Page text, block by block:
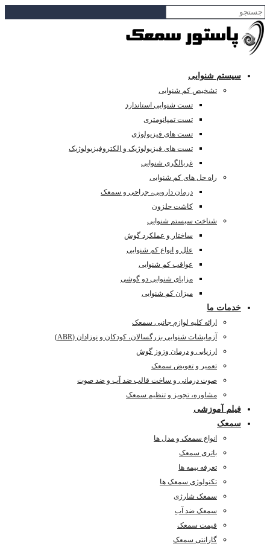
سیستم شنوایی
تشخیص کم شنوایی
تست شنوایی استاندارد
تست تمپانومتری
تست های فیزیولوژی
تست های فیزیولوژیک و الکتروفیزیولوژیک
غربالگری شنوایی
راه حل های کم شنوایی
درمان دارویی، جراحی و سمعک
کاشت حلزون
شناخت سیستم شنوایی
ساختار و عملکرد گوش
علل و انواع کم شنوایی
عواقب کم شنوایی
مزایای شنوایی دو گوشی
میزان کم شنوایی
خدمات ما
ارائه کلیه لوازم جانبی سمعک
آزمایشات شنوایی بزرگسالان، کودکان و نوزادان (ABR)
ارزیابی و درمان وزوز گوش
تعمیر و تعویض سمعک
صوت درمانی و ساخت قالب ضد آب و ضد صوت
مشاوره، تجویز و تنظیم سمعک
فیلم آموزشی
سمعک
انواع سمعک و مدل ها
باتری سمعک
تعرفه بیمه ها
تکنولوژی سمعک ها
سمعک شارژی
سمعک ضد آب
قیمت سمعک
گارانتی سمعک